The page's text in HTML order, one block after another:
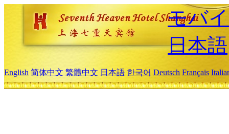
モバ
日本語
English 简体中文 繁體中文 日本語 한국어 Deutsch Français